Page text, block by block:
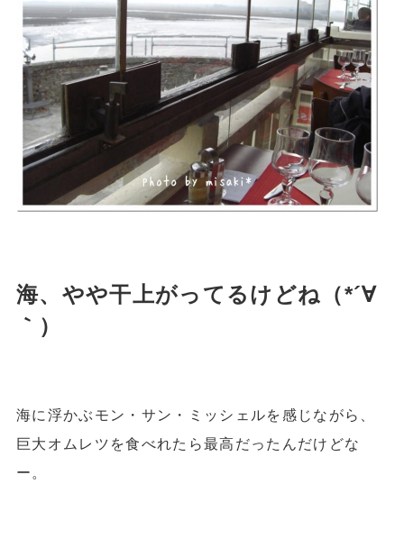
海、やや干上がってるけどね（*´∀
｀）
海に浮かぶモン・サン・ミッシェルを感じながら、
巨大オムレツを食べれたら最高だったんだけどな
ー。